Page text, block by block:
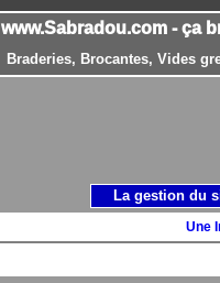
www.Sabradou.com - ça
Braderies, Brocantes, Vides
Une
La gestion du